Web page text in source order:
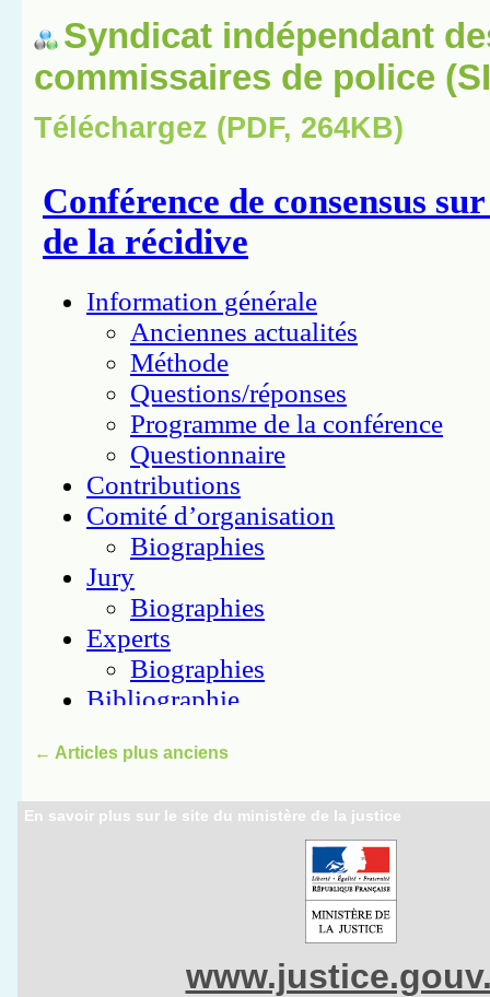
Syndicat indépendant
commissaires de police
Téléchargez (PDF, 264KB)
← Articles plus anciens
En savoir plus sur le site du ministère de la justice